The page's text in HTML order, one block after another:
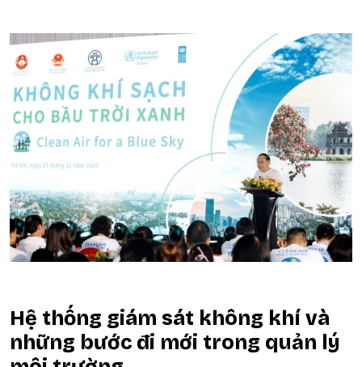
Hệ thống giám sát không khí và
những bước đi mới trong quản lý